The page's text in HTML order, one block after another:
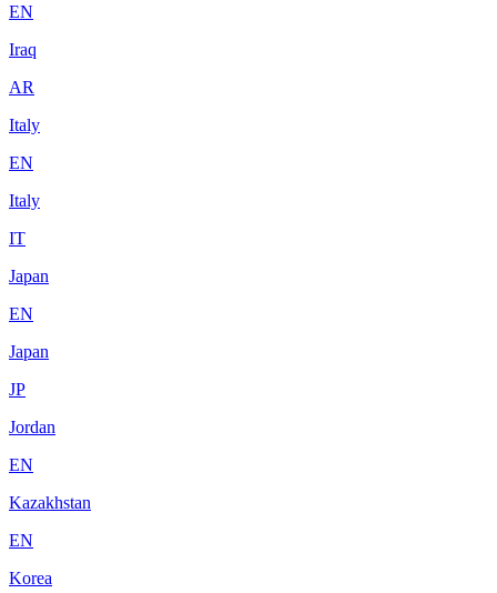
EN
Iraq
AR
Italy
EN
Italy
IT
Japan
EN
Japan
JP
Jordan
EN
Kazakhstan
EN
Korea